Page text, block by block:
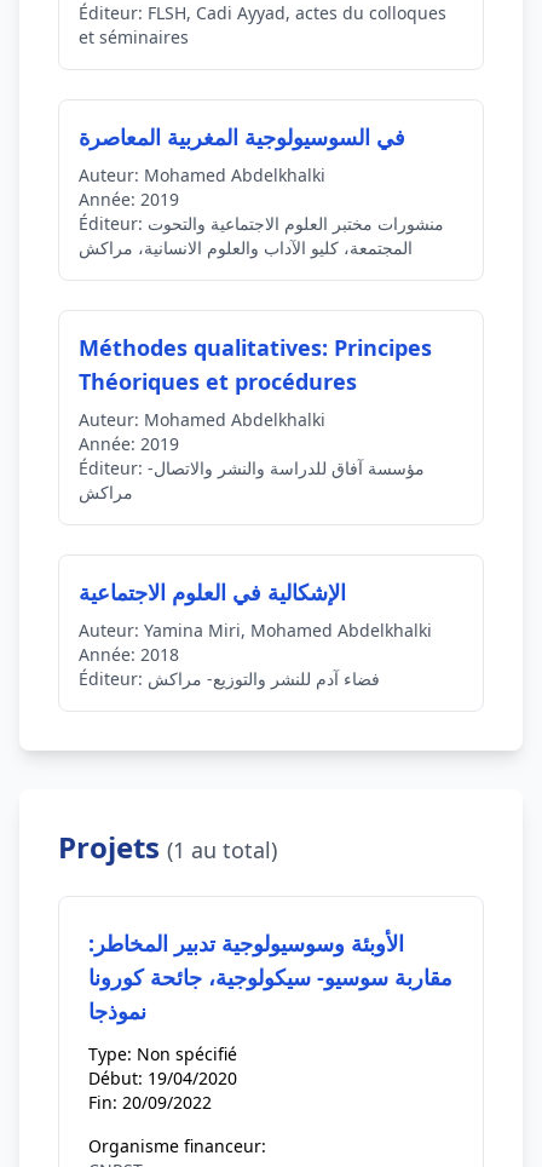
Éditeur: FLSH, Cadi Ayyad, actes du colloques
et séminaires
في السوسيولوجية المغربية المعاصرة
Auteur: Mohamed Abdelkhalki
Année: 2019
Éditeur:
المجتمعة، كليو الآداب والعلوم الانسانية، مراكش
Méthodes qualitatives: Principes
Théoriques et procédures
Auteur: Mohamed Abdelkhalki
Année: 2019
Éditeur:
مراكش
الإشكالية في العلوم الاجتماعية
Auteur: Yamina Miri, Mohamed Abdelkhalki
Année: 2018
Éditeur: فضاء آدم للنشر والتوزيع- مراكش
Projets (1 au total)
الأوبئة وسوسيولوجية تدبير المخاطر:
مقاربة سوسيو- سيكولوجية، جائحة كورونا
نموذجا
Type: Non spécifié
Début: 19/04/2020
Fin: 20/09/2022
Organisme financeur: